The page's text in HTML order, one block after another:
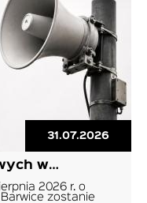
31.07.2026
w…
2026 r. o
zostanie